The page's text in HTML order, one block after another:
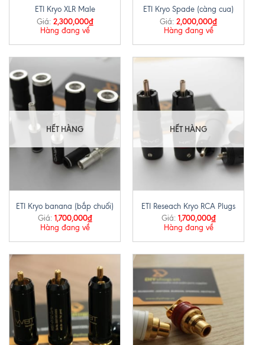
ETI Kryo XLR Male
Giá: 2,300,000₫
Hàng đang về
ETI Kryo Spade (càng cua)
Giá: 2,000,000₫
Hàng đang về
HẾT HÀNG
ETI Kryo banana (bắp chuối)
Giá: 1,700,000₫
Hàng đang về
HẾT HÀNG
ETI Reseach Kryo RCA Plugs
Giá: 1,700,000₫
Hàng đang về